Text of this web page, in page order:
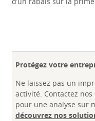
Protégez votre
Ne laissez pas un
activité. Contactez
pour une analyse sur
découvrez nos